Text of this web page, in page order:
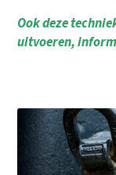
Ook deze
uitvoeren,